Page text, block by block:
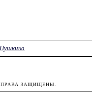
Пушкина
ЗАЩИЩЕНЫ.